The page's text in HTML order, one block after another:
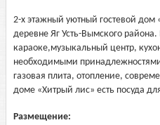
2-х этажный уютный гостевой дом
деревне Яг Усть-Вымского
караоке,музыкальный центр,
необходимыми
газовая плита, отопление,
доме «Хитрый лис» есть посуда
Размещение: